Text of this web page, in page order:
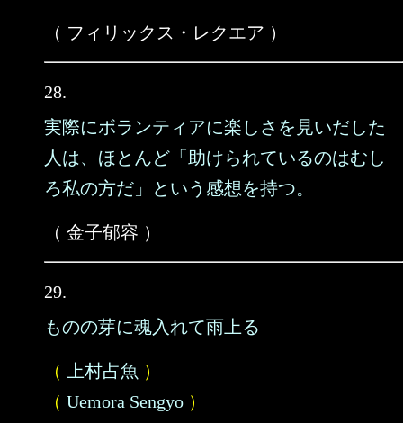
（ フィリックス・レクエア ）
28.
実際にボランティアに楽しさを見いだした
人は、ほとんど「助けられているのはむし
ろ私の方だ」という感想を持つ。
（ 金子郁容 ）
29.
ものの芽に魂入れて雨上る
（ 上村占魚 ）
（ Uemora Sengyo ）